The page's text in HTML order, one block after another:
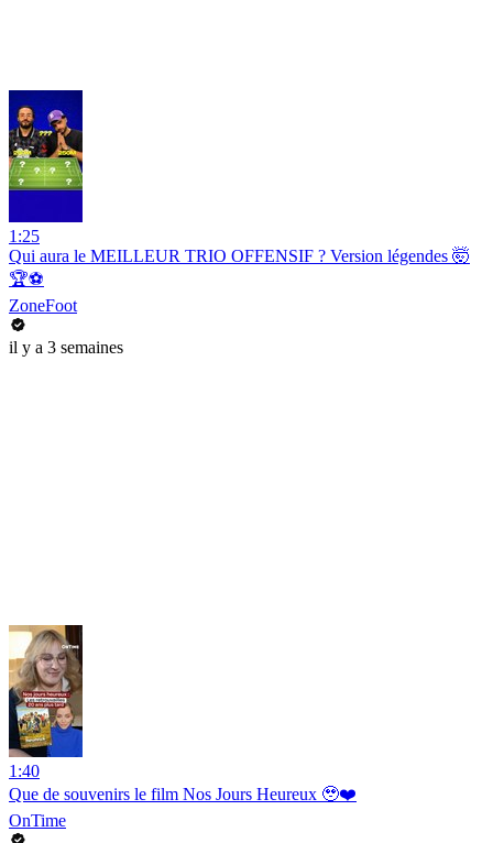
1:25
Qui aura le MEILLEUR TRIO OFFENSIF ? Version légendes 🤯
🏆⚽️
ZoneFoot
il y a 3 semaines
1:40
Que de souvenirs le film Nos Jours Heureux 🥹❤️
OnTime